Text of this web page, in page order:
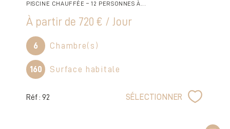
PISCINE CHAUFFÉE – 12 PERSONNES À...
À partir de 720 € / Jour
6 Chambre(s)
160 Surface habitale
Réf : 92 SÉLECTIONNER